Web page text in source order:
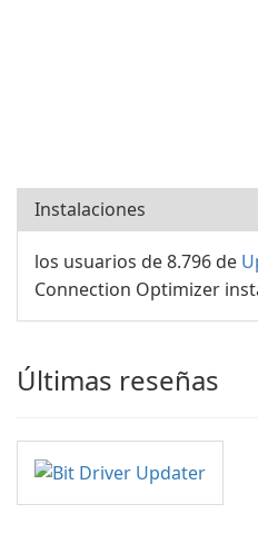
Instalaciones
los usuarios de 8.796 de
Connection Optimizer
Últimas reseñas